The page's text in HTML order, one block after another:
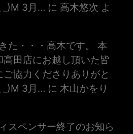
_)m 3月… に 高木悠次 よ
た・・・高木です。 本
高田店にお越し頂いた皆
協力くださりありがと
_)m 3月… に木山かをり
スペンサー終了のお知ら